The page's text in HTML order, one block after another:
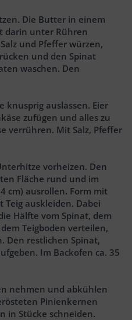
Die Butter in einem
darin unter Rühren
und Pfeffer würzen,
und den Spinat
waschen. Den
knusprig auslassen. Eier
zufügen und alles zu
verrühren. Mit Salz, Pfeffer
vorheizen. Den
Fläche rund und im
cm) ausrollen. Form mit
Teig auskleiden. Dabei
Hälfte vom Spinat, dem
Teigboden verteilen,
Den restlichen Spinat,
Im Backofen ca. 35
nehmen und abkühlen
Pinienkernen
in Stücke schneiden.